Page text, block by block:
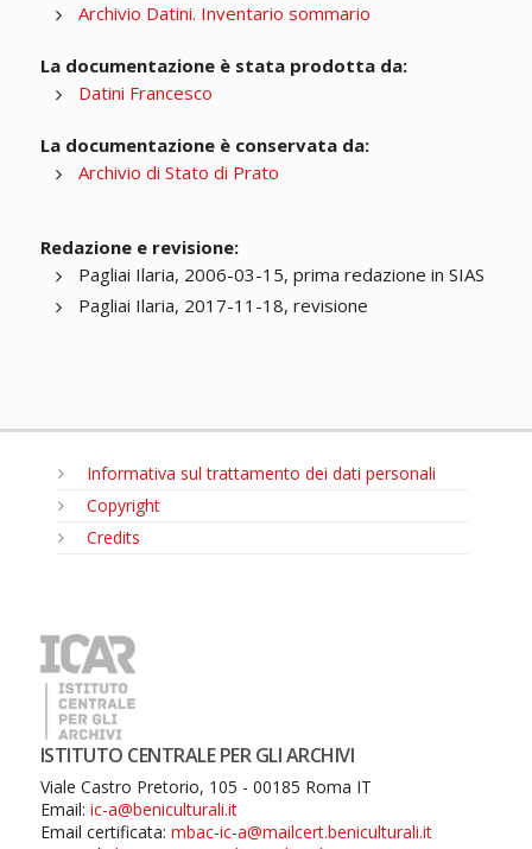
Archivio Datini. Inventario sommario
La documentazione è stata prodotta da:
Datini Francesco
La documentazione è conservata da:
Archivio di Stato di Prato
Redazione e revisione:
Pagliai Ilaria, 2006-03-15, prima redazione in SIAS
Pagliai Ilaria, 2017-11-18, revisione
Informativa sul trattamento dei dati personali
Copyright
Credits
ISTITUTO CENTRALE PER GLI ARCHIVI
Viale Castro Pretorio, 105 - 00185 Roma IT
Email: ic-a@beniculturali.it
Email certificata: mbac-ic-a@mailcert.beniculturali.it